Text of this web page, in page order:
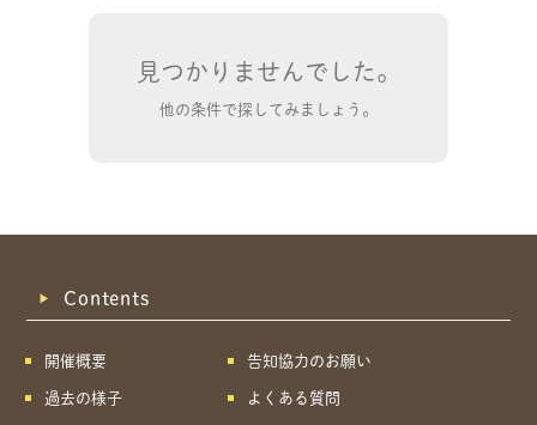
見つかりませんでした。
他の条件で探してみましょう。
Contents
開催概要
過去の様子
告知協力のお願い
よくある質問